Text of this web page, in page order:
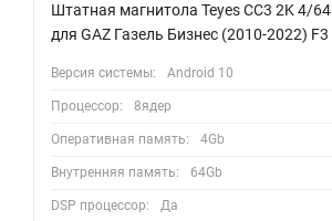
Штатная магнитола Teyes CC3 2K 4/64
для GAZ Газель Бизнес (2010-2022) F3
Версия системы: Android 10
Процессор: 8ядер
Оперативная память: 4Gb
Внутренняя память: 64Gb
DSP процессор: Да